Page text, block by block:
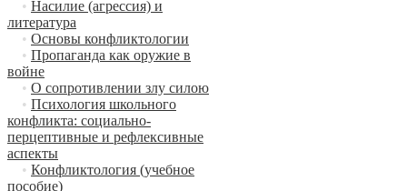
• Насилие (агрессия) и
литература
• Основы конфликтологии
• Пропаганда как оружие в
войне
• О сопротивлении злу силою
• Психология школьного
конфликта: социально-
перцептивные и рефлексивные
аспекты
• Конфликтология (учебное
пособие)